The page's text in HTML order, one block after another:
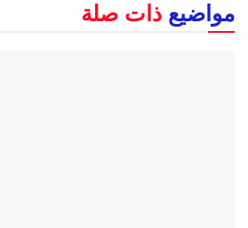
مواضيع ذات صلة